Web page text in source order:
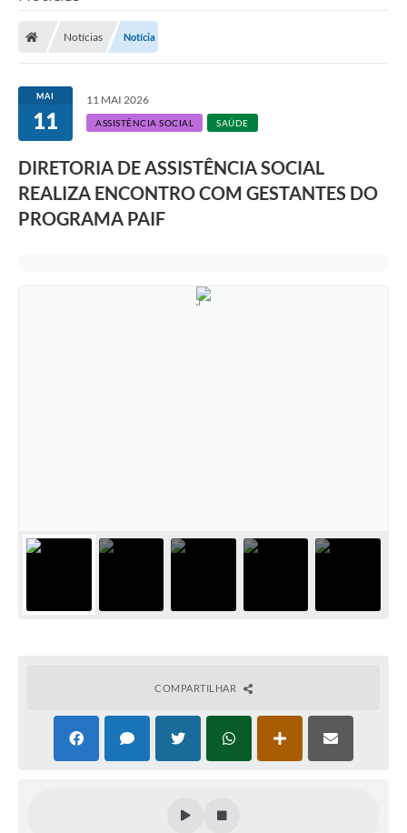
Notícias Notícia
MAI
11
11 MAI 2026
ASSISTÊNCIA SOCIAL SAÚDE
DIRETORIA DE ASSISTÊNCIA SOCIAL
REALIZA ENCONTRO COM GESTANTES DO
PROGRAMA PAIF
COMPARTILHAR